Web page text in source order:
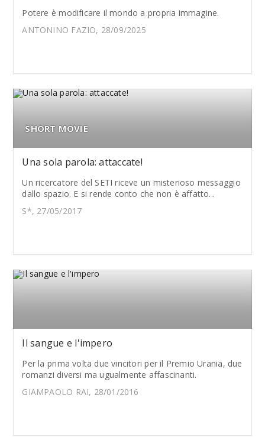
Potere è modificare il mondo a propria immagine.
ANTONINO FAZIO, 28/09/2025
SHORT MOVIE
Una sola parola: attaccate!
Un ricercatore del SETI riceve un misterioso messaggio
dallo spazio. E si rende conto che non è affatto...
S*, 27/05/2017
Il sangue e l'impero
Per la prima volta due vincitori per il Premio Urania, due
romanzi diversi ma ugualmente affascinanti.
GIAMPAOLO RAI, 28/01/2016